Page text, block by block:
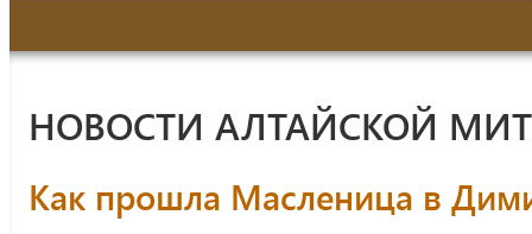
НОВОСТИ АЛТАЙСКОЙ
Как прошла Масленица в